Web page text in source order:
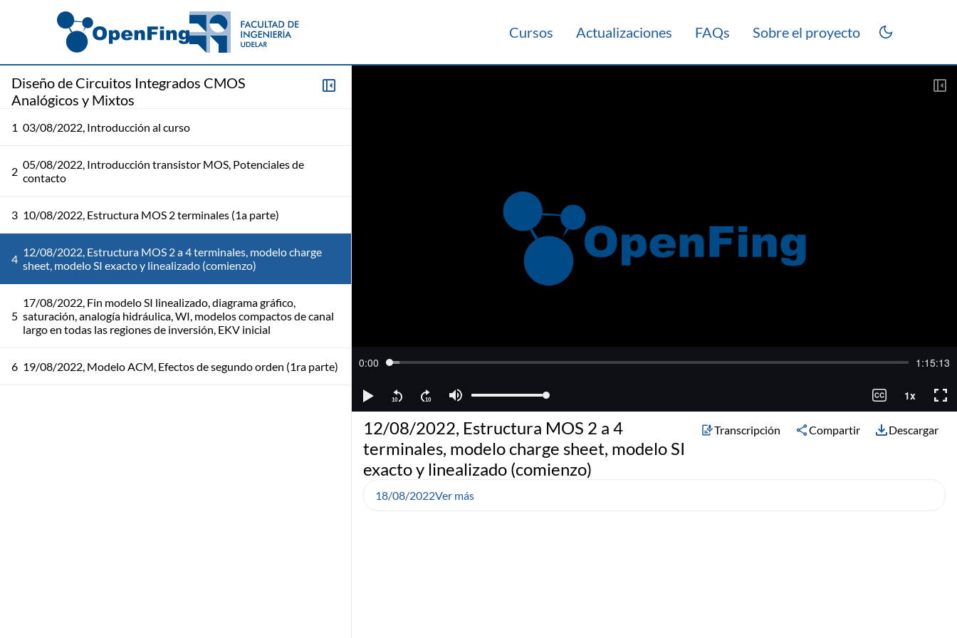
Cursos Actualizaciones FAQs Sobre el proyecto
Diseño de Circuitos Integrados CMOS
Analógicos y Mixtos
1 03/08/2022, Introducción al curso
2 05/08/2022, Introducción transistor MOS, Potenciales de
contacto
3 10/08/2022, Estructura MOS 2 terminales (1a parte)
4 12/08/2022, Estructura MOS 2 a 4 terminales, modelo charge
sheet, modelo SI exacto y linealizado (comienzo)
5
17/08/2022, Fin modelo SI linealizado, diagrama gráfico,
saturación, analogía hidráulica, WI, modelos compactos de canal
largo en todas las regiones de inversión, EKV inicial
6 19/08/2022, Modelo ACM, Efectos de segundo orden (1ra parte)
12/08/2022, Estructura MOS 2 a 4
terminales, modelo charge sheet, modelo SI
exacto y linealizado (comienzo)
Transcripción Compartir Descargar
18/08/2022Ver más